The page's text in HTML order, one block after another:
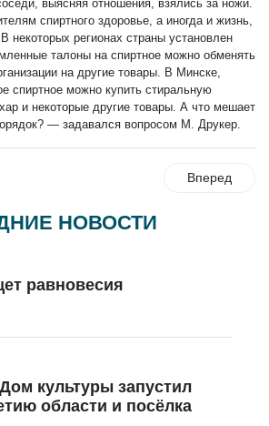
выясняя отношения, взялись за ножи.
спиртного здоровье, а иногда и жизнь,
некоторых регионах страны установлен
талоны на спиртное можно обменять
на другие товары. В Минске,
спиртное можно купить стиральную
и некоторые другие товары. А что мешает
— задавался вопросом М. Друкер.
Вперед
НОВОСТИ
равновесия
культуры запустил
области и посёлка